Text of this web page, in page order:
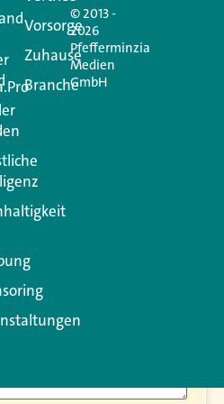
einen
nicht veröffentlicht.
mit
Vorsorge
Zuhause
Branche
© 2013 -
2026
Pfefferminzia
Medien
GmbH